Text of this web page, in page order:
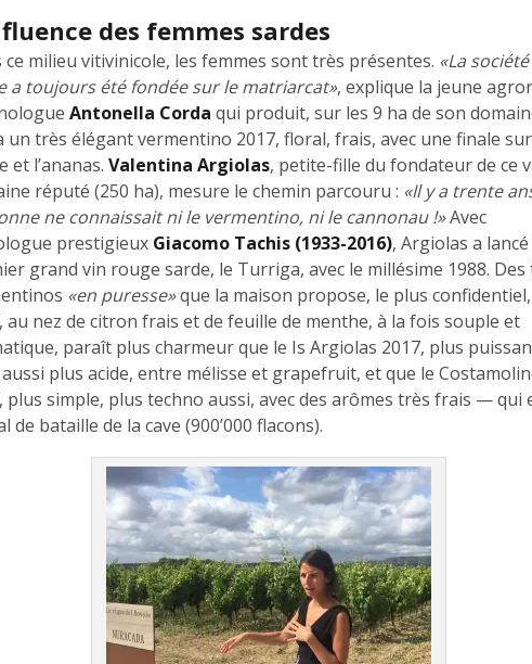
des femmes sardes
ce milieu vitivinicole, les femmes sont très présentes. «La société
a toujours été fondée sur le matriarcat», explique la jeune
Antonella Corda qui produit, sur les 9 ha de son
un très élégant vermentino 2017, floral, frais, avec une finale
et l’ananas. Valentina Argiolas, petite-fille du fondateur de ce
réputé (250 ha), mesure le chemin parcouru : «Il y a trente
ne connaissait ni le vermentino, ni le cannonau !»Avec
prestigieux Giacomo Tachis (1933-2016), Argiolas a lancé
grand vin rouge sarde, le Turriga, avec le millésime 1988. Des
«en puresse»que la maison propose, le plus
au nez de citron frais et de feuille de menthe, à la fois souple et
paraît plus charmeur que le Is Argiolas 2017, plus
plus acide, entre mélisse et grapefruit, et que le
plus simple, plus techno aussi, avec des arômes très frais — qui
de bataille de la cave (900’000 flacons).